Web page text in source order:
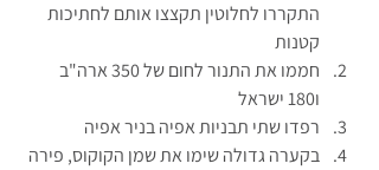
התקררו לחלוטין תקצצו אותם לחתיכות
קטנות
חממו את התנור לחום של 350 ארה"ב
ו180 ישראל
רפדו שתי תבניות אפיה בניר אפיה
בקערה גדולה שימו את שמן הקוקוס, פירה